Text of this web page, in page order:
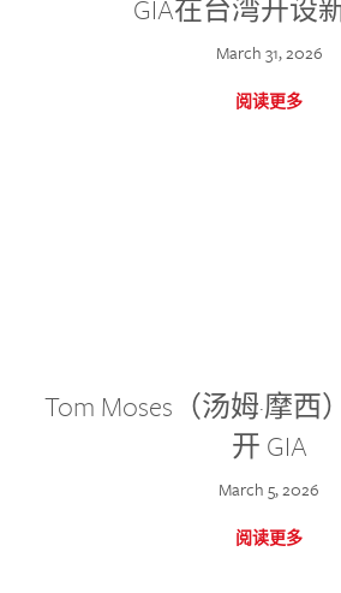
GIA在台湾开设
March 31, 2026
阅读更多
Tom Moses（汤姆·摩
开 GIA
March 5, 2026
阅读更多